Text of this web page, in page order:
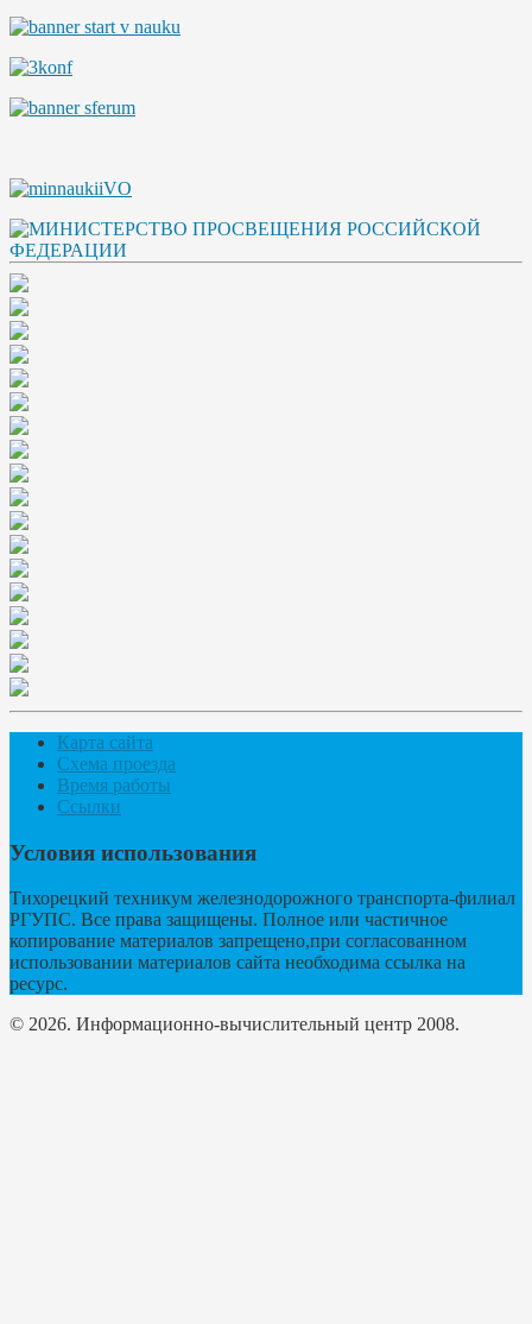
Карта сайта
Схема проезда
Время работы
Ссылки
Условия использования
Тихорецкий техникум железнодорожного транспорта-филиал
РГУПС. Все права защищены. Полное или частичное
копирование материалов запрещено,при согласованном
использовании материалов сайта необходима ссылка на
ресурс.
© 2026. Информационно-вычислительный центр 2008.